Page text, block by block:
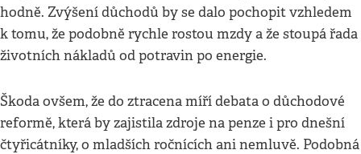
hodně. Zvýšení důchodů by se dalo pochopit vzhledem
k tomu, že podobně rychle rostou mzdy a že stoupá řada
životních nákladů od potravin po energie.
Škoda ovšem, že do ztracena míří debata o důchodové
reformě, která by zajistila zdroje na penze i pro dnešní
čtyřicátníky, o mladších ročnících ani nemluvě. Podobná